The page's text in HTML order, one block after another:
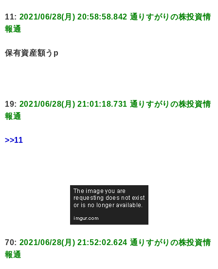
11: 2021/06/28(月) 20:58:58.842 通りすがりの株投資情
報通
保有資産額うp
19: 2021/06/28(月) 21:01:18.731 通りすがりの株投資情
報通
>>11
70: 2021/06/28(月) 21:52:02.624 通りすがりの株投資情
報通